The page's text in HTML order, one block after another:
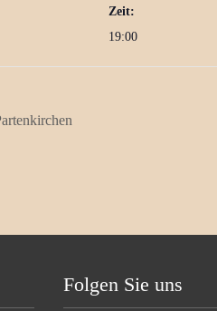
Zeit:
19:00
Folgen Sie uns